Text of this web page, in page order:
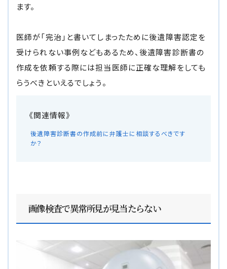
ます。
医師が「完治」と書いてしまったために後遺障害認定を
受けられない事例などもあるため、後遺障害診断書の
作成を依頼する際には担当医師に正確な理解をしても
らうべきといえるでしょう。
後遺障害診断書の作成前に弁護士に相談するべきです
か？
画像検査で異常所見が見当たらない